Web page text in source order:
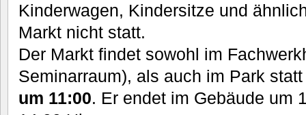
Kinderwagen, Kindersitze und
Markt nicht statt.
Der Markt findet sowohl im
Seminarraum), als auch im Park
um 11:00. Er endet im Gebäude um